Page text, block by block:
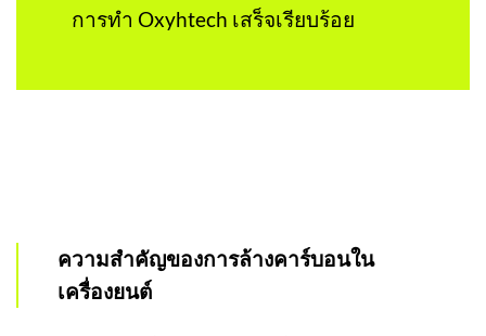
การทำ Oxyhtech เสร็จเรียบร้อย
ความสำคัญของการล้างคาร์บอนใน
เครื่องยนต์